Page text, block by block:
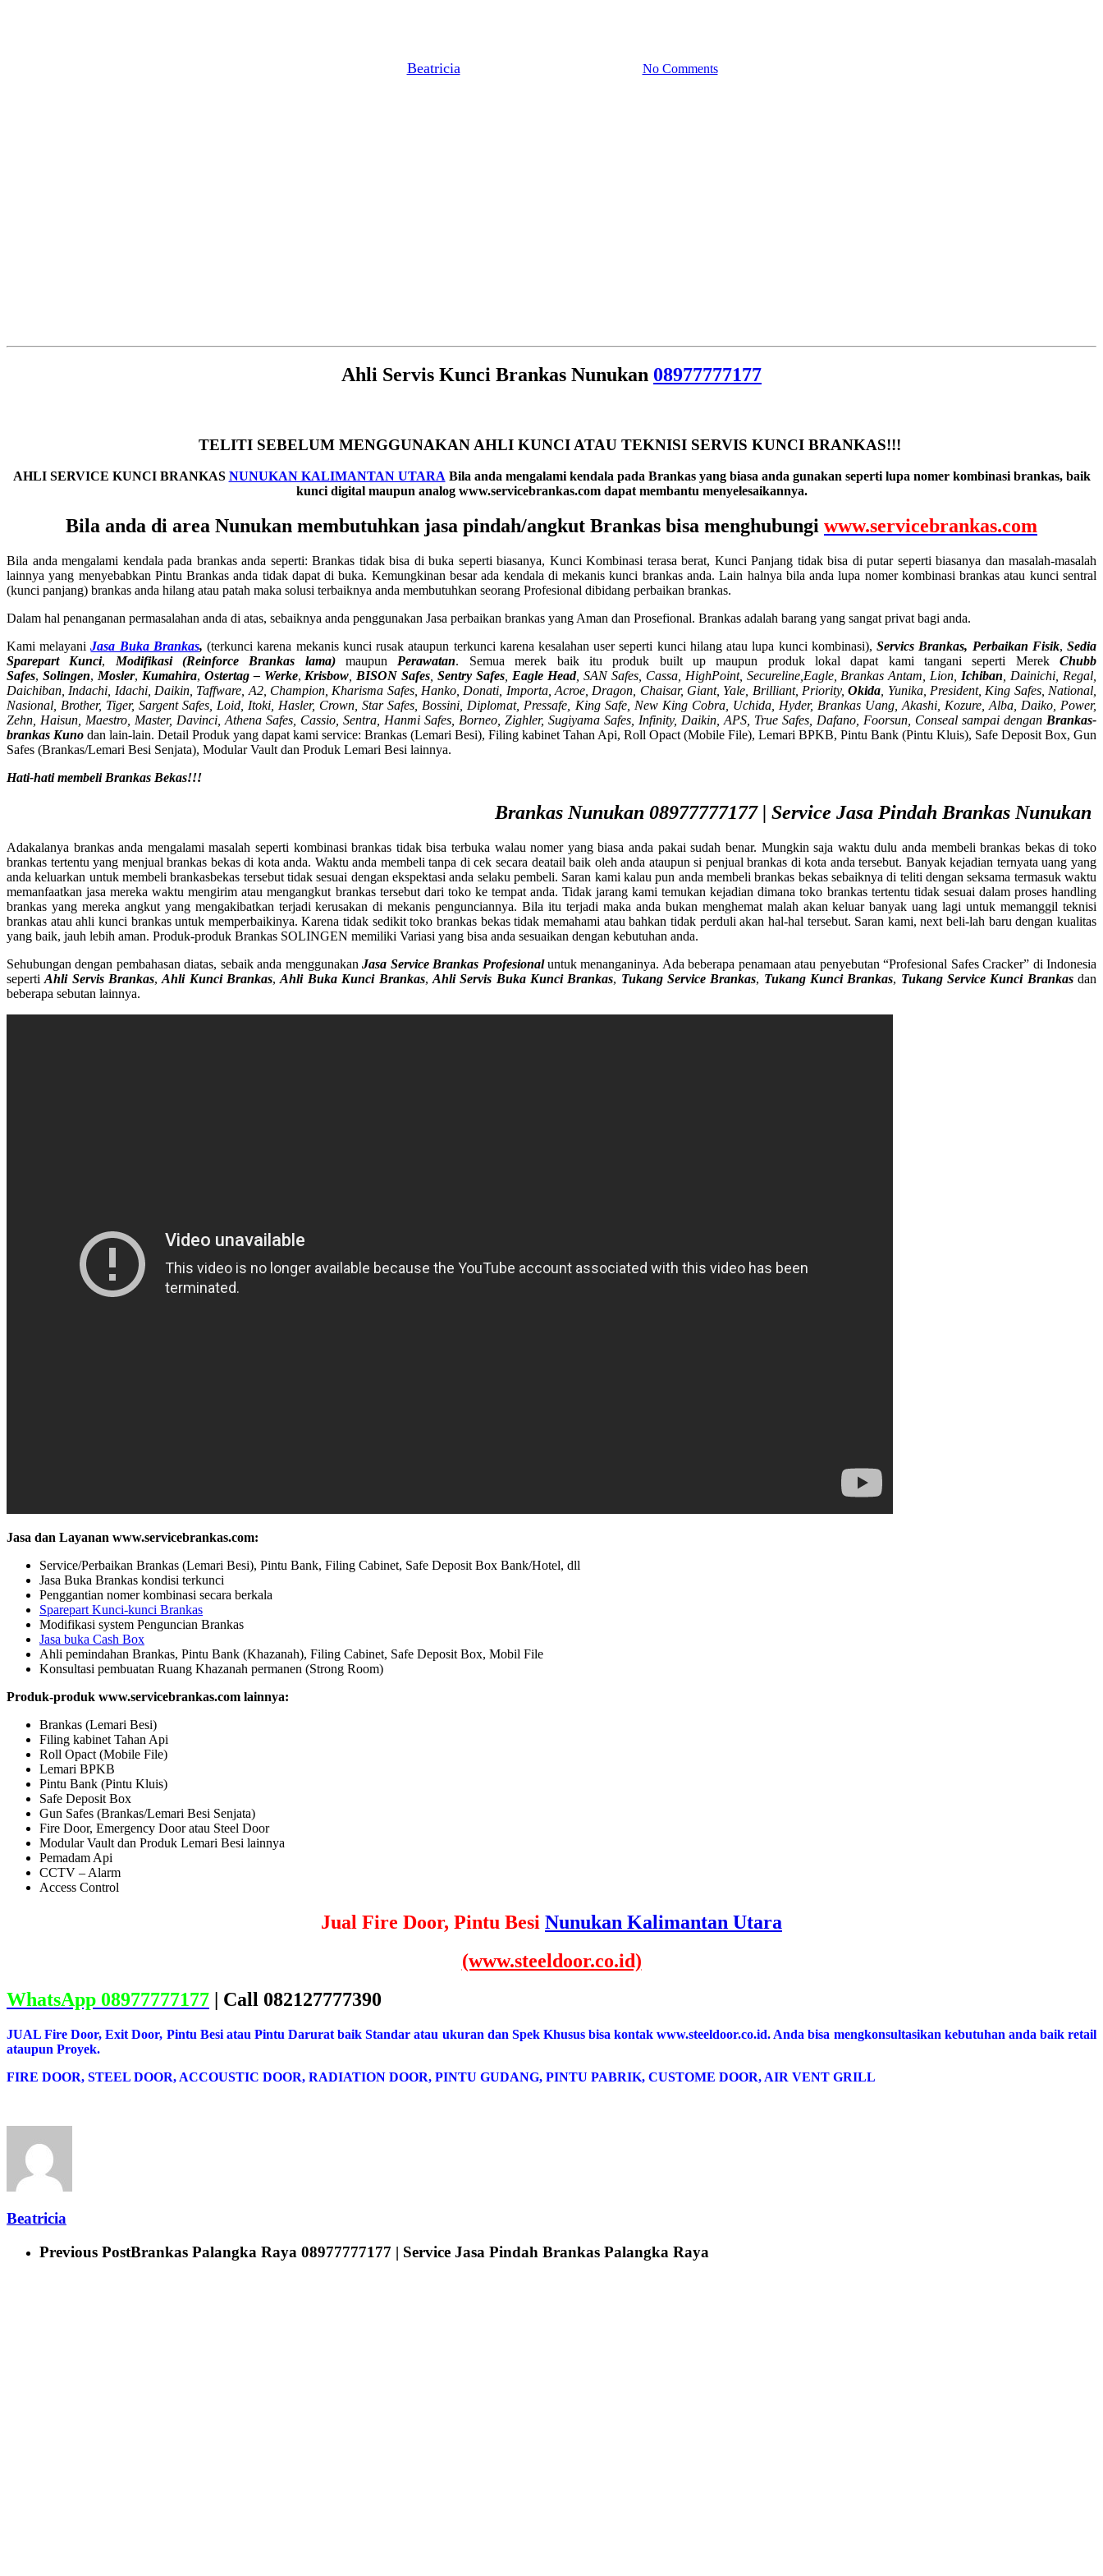
Beatricia No Comments
Ahli Servis Kunci Brankas Nunukan 08977777177
TELITI SEBELUM MENGGUNAKAN AHLI KUNCI ATAU TEKNISI SERVIS KUNCI BRANKAS!!!
AHLI SERVICE KUNCI BRANKAS NUNUKAN KALIMANTAN UTARA Bila anda mengalami kendala pada Brankas yang biasa anda gunakan seperti lupa nomer kombinasi brankas, baik
kunci digital maupun analog www.servicebrankas.com dapat membantu menyelesaikannya.
Bila anda di area Nunukan membutuhkan jasa pindah/angkut Brankas bisa menghubungi www.servicebrankas.com
Bila anda mengalami kendala pada brankas anda seperti: Brankas tidak bisa di buka seperti biasanya, Kunci Kombinasi terasa berat, Kunci Panjang tidak bisa di putar seperti biasanya dan masalah-masalah
lainnya yang menyebabkan Pintu Brankas anda tidak dapat di buka. Kemungkinan besar ada kendala di mekanis kunci brankas anda. Lain halnya bila anda lupa nomer kombinasi brankas atau kunci sentral
(kunci panjang) brankas anda hilang atau patah maka solusi terbaiknya anda membutuhkan seorang Profesional dibidang perbaikan brankas.
Dalam hal penanganan permasalahan anda di atas, sebaiknya anda penggunakan Jasa perbaikan brankas yang Aman dan Prosefional. Brankas adalah barang yang sangat privat bagi anda.
Kami melayaniJasa Buka Brankas, (terkunci karena mekanis kunci rusak ataupun terkunci karena kesalahan user seperti kunci hilang atau lupa kunci kombinasi),Servics Brankas, Perbaikan Fisik,Sedia
Sparepart Kunci, Modifikasi (Reinforce Brankas lama)maupun Perawatan. Semua merek baik itu produk built up maupun produk lokal dapat kami tangani seperti MerekChubb
Safes, Solingen, Mosler, Kumahira, Ostertag – Werke, Krisbow BISON Safes Sentry Safes Eagle Head, SAN Safes, Cassa, HighPoint, Secureline, Eagle, Brankas Antam, Lion, Ichiban , Dainichi, Regal,
Daichiban, Indachi, Idachi, Daikin, Taffware, A2, Champion, Kharisma Safes, Hanko, Donati, Importa, Acroe, Dragon, Chaisar, Giant, Yale, Brilliant, Priority,Okida , Yunika, President, King Safes, National,
Nasional, Brother, Tiger, Sargent Safes, Loid, Itoki, Hasler, Crown, Star Safes, Bossini, Diplomat, Pressafe, King Safe, New King Cobra, Uchida, Hyder, Brankas Uang, Akashi, Kozure, Alba, Daiko, Power,
Zehn, Haisun, Maestro, Master, Davinci, Athena Safes, Cassio, Sentra, Hanmi Safes, Borneo, Zighler, Sugiyama Safes, Infinity, Daikin, APS, True Safes, Dafano, Foorsun, Conseal sampai dengan Brankas-
brankas Kuno dan lain-lain. Detail Produk yang dapat kami service: Brankas (Lemari Besi), Filing kabinet Tahan Api, Roll Opact (Mobile File), Lemari BPKB, Pintu Bank (Pintu Kluis), Safe Deposit Box, Gun
Safes (Brankas/Lemari Besi Senjata), Modular Vault dan Produk Lemari Besi lainnya.
Hati-hati membeli Brankas Bekas!!!
Brankas Nunukan 08977777177 | Service Jasa Pindah Brankas Nunukan
Adakalanya brankas anda mengalami masalah seperti kombinasi brankas tidak bisa terbuka walau nomer yang biasa anda pakai sudah benar. Mungkin saja waktu dulu anda membeli brankas bekas di toko
brankas tertentu yang menjual brankas bekas di kota anda. Waktu anda membeli tanpa di cek secara deatail baik oleh anda ataupun si penjual brankas di kota anda tersebut. Banyak kejadian ternyata uang yang
anda keluarkan untuk membeli brankasbekas tersebut tidak sesuai dengan ekspektasi anda selaku pembeli. Saran kami kalau pun anda membeli brankas bekas sebaiknya di teliti dengan seksama termasuk waktu
memanfaatkan jasa mereka waktu mengirim atau mengangkut brankas tersebut dari toko ke tempat anda. Tidak jarang kami temukan kejadian dimana toko brankas tertentu tidak sesuai dalam proses handling
brankas yang mereka angkut yang mengakibatkan terjadi kerusakan di mekanis pengunciannya. Bila itu terjadi maka anda bukan menghemat malah akan keluar banyak uang lagi untuk memanggil teknisi
brankas atau ahli kunci brankas untuk memperbaikinya. Karena tidak sedikit toko brankas bekas tidak memahami atau bahkan tidak perduli akan hal-hal tersebut. Saran kami, next beli-lah baru dengan kualitas
yang baik, jauh lebih aman. Produk-produk Brankas SOLINGEN memiliki Variasi yang bisa anda sesuaikan dengan kebutuhan anda.
Sehubungan dengan pembahasan diatas, sebaik anda menggunakanJasa Service Brankas Profesionaluntuk menanganinya. Ada beberapa penamaan atau penyebutan “Profesional Safes Cracker” di Indonesia
sepertiAhli Servis Brankas,Ahli Kunci Brankas,Ahli Buka Kunci Brankas, Ahli Servis Buka Kunci Brankas, Tukang Service Brankas, Tukang Kunci Brankas, Tukang Service Kunci Brankasdan
beberapa sebutan lainnya.
Jasa dan Layanan www.servicebrankas.com:
Service/Perbaikan Brankas (Lemari Besi), Pintu Bank, Filing Cabinet, Safe Deposit Box Bank/Hotel, dll
Jasa Buka Brankas kondisi terkunci
Penggantian nomer kombinasi secara berkala
Sparepart Kunci-kunci Brankas
Modifikasi system Penguncian Brankas
Jasa buka Cash Box
Ahli pemindahan Brankas, Pintu Bank (Khazanah), Filing Cabinet, Safe Deposit Box, Mobil File
Konsultasi pembuatan Ruang Khazanah permanen (Strong Room)
Produk-produk www.servicebrankas.com lainnya:
Brankas (Lemari Besi)
Filing kabinet Tahan Api
Roll Opact (Mobile File)
Lemari BPKB
Pintu Bank (Pintu Kluis)
Safe Deposit Box
Gun Safes (Brankas/Lemari Besi Senjata)
Fire Door, Emergency Door atau Steel Door
Modular Vault dan Produk Lemari Besi lainnya
Pemadam Api
CCTV – Alarm
Access Control
Jual Fire Door, Pintu Besi Nunukan Kalimantan Utara
(www.steeldoor.co.id)
WhatsApp 08977777177 | Call 082127777390
JUAL Fire Door, Exit Door, Pintu Besi atau Pintu Darurat baik Standar atau ukuran dan Spek Khusus bisa kontak www.steeldoor.co.id. Anda bisa mengkonsultasikan kebutuhan anda baik retail
ataupun Proyek.
FIRE DOOR, STEEL DOOR, ACCOUSTIC DOOR, RADIATION DOOR, PINTU GUDANG, PINTU PABRIK, CUSTOME DOOR, AIR VENT GRILL
Beatricia
Previous PostBrankas Palangka Raya 08977777177 | Service Jasa Pindah Brankas Palangka Raya